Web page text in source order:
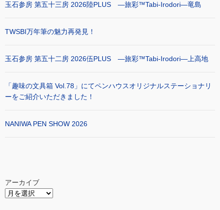
玉石参房 第五十三房 2026陸PLUS ―旅彩™Tabi-Irodori―竜島
TWSBI万年筆の魅力再発見！
玉石参房 第五十二房 2026伍PLUS ―旅彩™Tabi-Irodori―上高地
「趣味の文具箱 Vol.78」にてペンハウスオリジナルステーショナリ
ーをご紹介いただきました！
NANIWA PEN SHOW 2026
アーカイブ